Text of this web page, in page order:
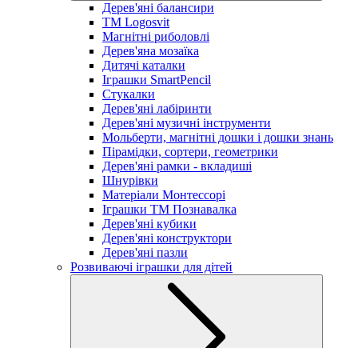
Дерев'яні балансири
TM Logosvit
Магнітні риболовлі
Дерев'яна мозаїка
Дитячі каталки
Іграшки SmartPencil
Стукалки
Дерев'яні лабіринти
Дерев'яні музичні інструменти
Мольберти, магнітні дошки і дошки знань
Пірамідки, сортери, геометрики
Дерев'яні рамки - вкладиші
Шнурівки
Матеріали Монтессорі
Іграшки ТМ Познавалка
Дерев'яні кубики
Дерев'яні конструктори
Дерев'яні пазли
Розвиваючі іграшки для дітей